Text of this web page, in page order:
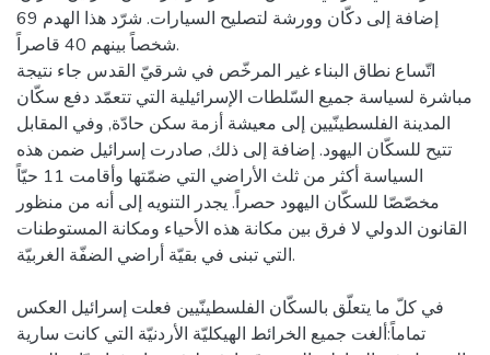
إضافة إلى دكّان وورشة لتصليح السيارات. شرّد هذا الهدم 69
شخصاً بينهم 40 قاصراً.
اتّساع نطاق البناء غير المرخّص في شرقيّ القدس جاء نتيجة
مباشرة لسياسة جميع السّلطات الإسرائيلية التي تتعمّد دفع سكّان
المدينة الفلسطينّيين إلى معيشة أزمة سكن حادّة, وفي المقابل
تتيح للسكّان اليهود. إضافة إلى ذلك, صادرت إسرائيل ضمن هذه
السياسة أكثر من ثلث الأراضي التي ضمّتها وأقامت 11 حيّاً
مخصّصّا للسكّان اليهود حصراً. يجدر التنويه إلى أنه من منظور
القانون الدولي لا فرق بين مكانة هذه الأحياء ومكانة المستوطنات
التي تبنى في بقيّة أراضي الضفّة الغربيّة.
في كلّ ما يتعلّق بالسكّان الفلسطينّيين فعلت إسرائيل العكس
تماماً:ألغت جميع الخرائط الهيكليّة الأردنيّة التي كانت سارية